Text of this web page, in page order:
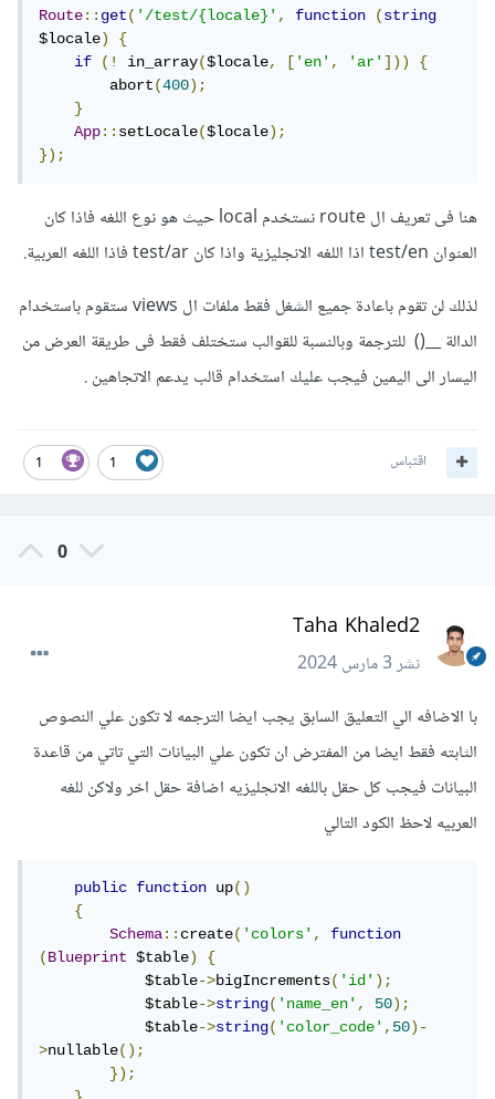
Route::get('/test/{locale}', function (string
$locale)
{
if
(! in_array($locale, ['en', 'ar']))
{
        abort
(400);
}
App::setLocale($locale);
});
هنا فى تعريف ال route نستخدم local حيث هو نوع اللغه فاذا كان
العنوان test/en اذا اللغه الانجليزية واذا كان test/ar فاذا اللغه العربية.
لذلك لن تقوم باعادة جميع الشغل فقط ملفات ال views ستقوم باستخدام
الدالة __() للترجمة وبالنسبة للقوالب ستختلف فقط فى طريقة العرض من
اليسار الى اليمين فيجب عليك استخدام قالب يدعم الاتجاهين .
1
1 اقتباس
0
Taha Khaled2
نشر3 مارس 2024
با الاضافه الي التعليق السابق يجب ايضا الترجمه لا تكون علي النصوص
الثابته فقط ايضا من المفترض ان تكون علي البيانات التي تاتي من قاعدة
البيانات فيجب كل حقل باللغه الانجليزيه اضافة حقل اخر ولاكن للغه
العربيه لاحظ الكود التالي
public function up()
{
Schema::create('colors',
function
(Blueprint $table)
{
            $table
->bigIncrements('id');
            $table
->string('name_en', 50);
            $table
->string('color_code',50)-
>nullable();
});